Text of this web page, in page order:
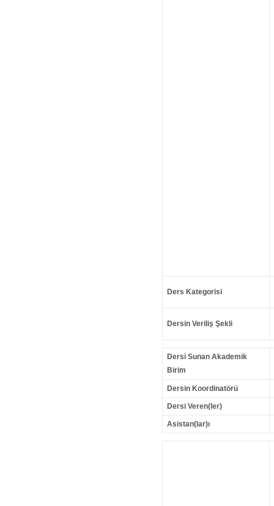
Ders Kategorisi
Dersin Veriliş Şekli
Dersi Sunan Akademik
Birim
Dersin Koordinatörü
Dersi Veren(ler)
Asistan(lar)ı